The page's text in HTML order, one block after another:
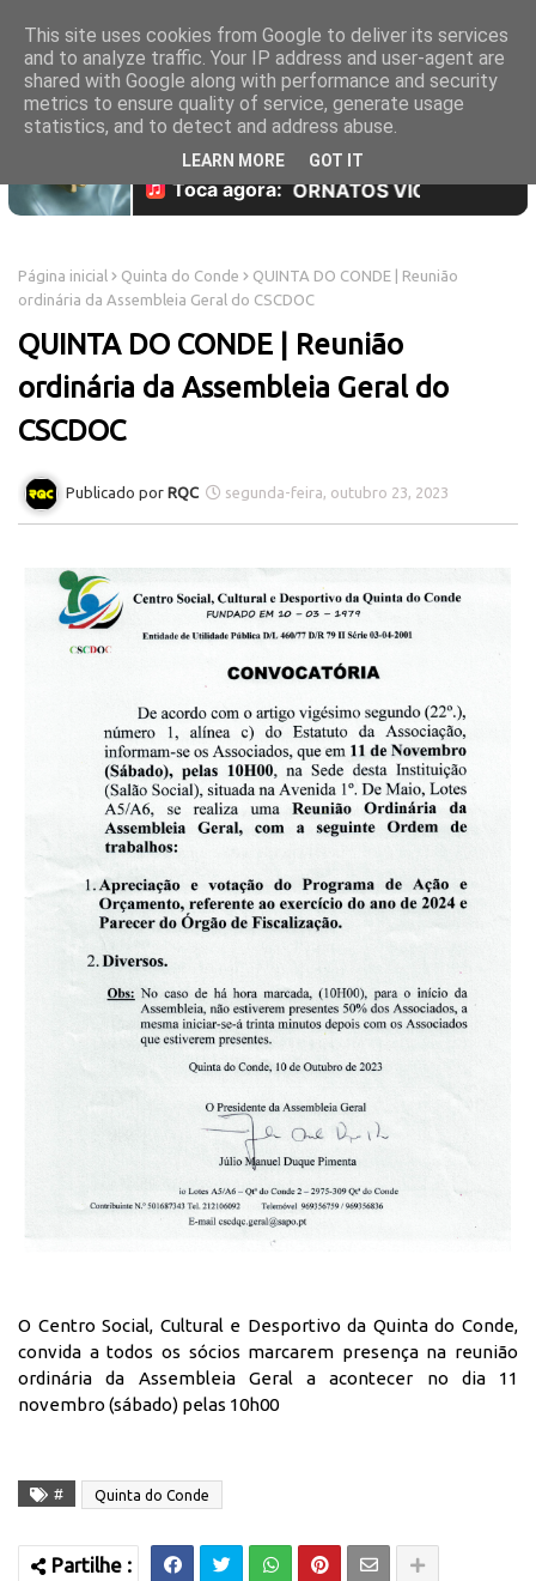
Página inicial Quinta do Conde
QUINTA DO CONDE | Reunião
ordinária da Assembleia Geral do CSCDOC
QUINTA DO CONDE | Reunião
ordinária da Assembleia Geral do
CSCDOC
RQC segunda-feira, outubro 23, 2023
O Centro Social, Cultural e Desportivo da Quinta do Conde,
convida a todos os sócios marcarem presença na reunião
ordinária da Assembleia Geral a acontecer no dia 11
novembro (sábado) pelas 10h00
# Quinta do Conde
This site uses cookies from Google to deliver its services
and to analyze traffic. Your IP address and user-agent are
shared with Google along with performance and security
metrics to ensure quality of service, generate usage
statistics, and to detect and address abuse.
LEARN MORE GOT IT